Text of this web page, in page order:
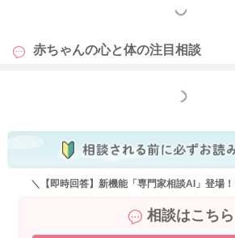
もっと見る
赤ちゃんの心と体の注目相談
もっと見る
＼【即時回答】新機能「専門家相談AI」登場
相談はこちら